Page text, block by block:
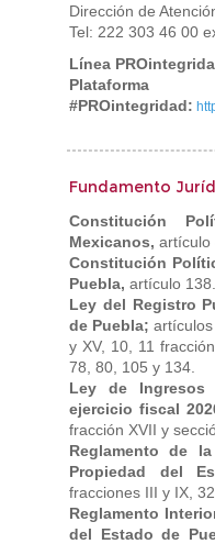
Dirección de
Tel: 222 303 46 00
Línea
Plataforma
#PROintegridad:
Fundamento
Constitución
Mexicanos, artículo
Constitución
Puebla, artículo 138.
Ley del Registro
de Puebla;
y XV, 10, 11
78, 80, 105 y 134.
Ley de
ejercicio fiscal
fracción XVII y
Reglamento de
Propiedad del
fracciones III y IX,
Reglamento
del Estado de